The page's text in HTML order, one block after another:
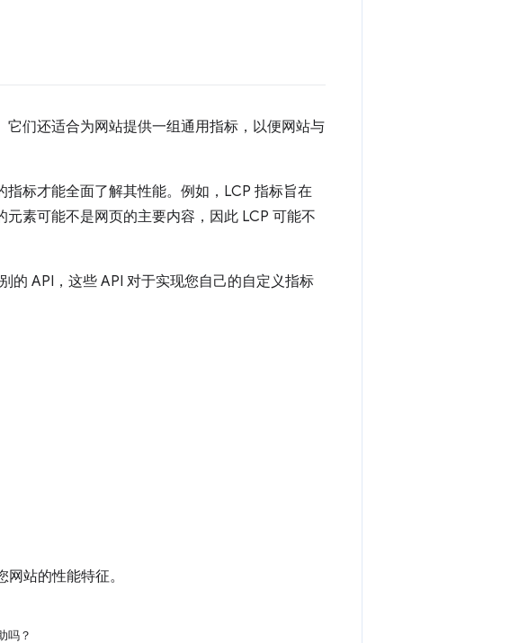
们还适合为网站提供一组通用指标，以便网站与
标才能全面了解其性能。例如，LCP 指标旨在
素可能不是网页的主要内容，因此 LCP 可能不
的 API，这些 API 对于实现您自己的自定义指标
站的性能特征。
吗？